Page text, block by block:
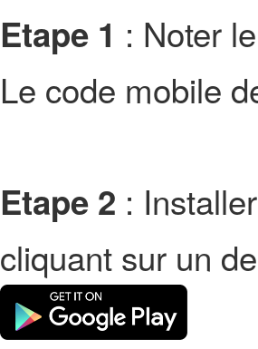
Etape 1 : Noter
Le code mobile
Etape 2 :
cliquant sur un